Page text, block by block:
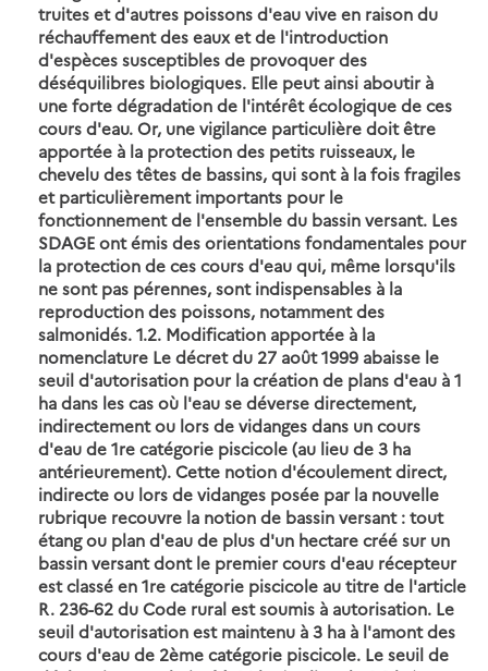
truites et d'autres poissons d'eau vive en raison du
réchauffement des eaux et de l'introduction
d'espèces susceptibles de provoquer des
déséquilibres biologiques. Elle peut ainsi aboutir à
une forte dégradation de l'intérêt écologique de ces
cours d'eau. Or, une vigilance particulière doit être
apportée à la protection des petits ruisseaux, le
chevelu des têtes de bassins, qui sont à la fois fragiles
et particulièrement importants pour le
fonctionnement de l'ensemble du bassin versant. Les
SDAGE ont émis des orientations fondamentales pour
la protection de ces cours d'eau qui, même lorsqu'ils
ne sont pas pérennes, sont indispensables à la
reproduction des poissons, notamment des
salmonidés. 1.2. Modification apportée à la
nomenclature Le décret du 27 août 1999 abaisse le
seuil d'autorisation pour la création de plans d'eau à 1
ha dans les cas où l'eau se déverse directement,
indirectement ou lors de vidanges dans un cours
d'eau de 1re catégorie piscicole (au lieu de 3 ha
antérieurement). Cette notion d'écoulement direct,
indirecte ou lors de vidanges posée par la nouvelle
rubrique recouvre la notion de bassin versant : tout
étang ou plan d'eau de plus d'un hectare créé sur un
bassin versant dont le premier cours d'eau récepteur
est classé en 1re catégorie piscicole au titre de l'article
R. 236-62 du Code rural est soumis à autorisation. Le
seuil d'autorisation est maintenu à 3 ha à l'amont des
cours d'eau de 2ème catégorie piscicole. Le seuil de